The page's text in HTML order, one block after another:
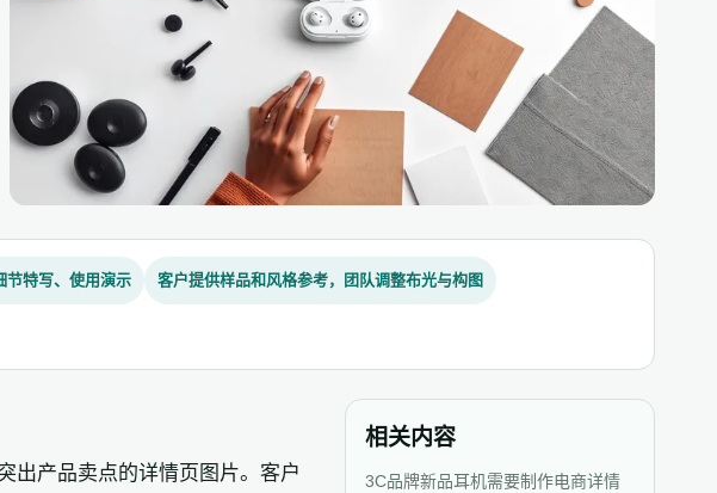
节特写、使用演示 客户提供样品和风格参考，团队调整布光与构图
出产品卖点的详情页图片。客户
相关内容
3C品牌新品耳机需要制作电商详情